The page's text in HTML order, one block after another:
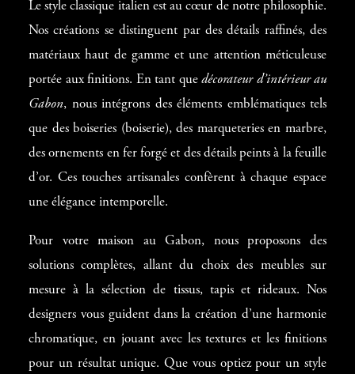
Modenese Gastone excelle dans la création d’intérieurs
somptueux depuis 1818, en s’appuyant sur une tradition
italienne de qualité et d’élégance. En tant quedécorateur
d’intérieur au Gabon, notre mission est de concevoir des
espaces qui allient confort, raffinement et harmonie. Que
vous souhaitiez rénover une villa, un bureau ou un
restaurant, notre équipe d’architectes, de designers et
d’artisans qualifiés travaille en synergie pour donner vie à
Chaque projet commence par une écoute attentive de vos
besoins. Nous étudions vos préférences en matière de
style, vos exigences fonctionnelles et l’ambiance que vous
souhaitez créer. Grâce à des esquisses détaillées, des
rendus en 3D et des propositions personnalisées, nous
Le style classique italien est au cœur de notre philosophie.
Nos créations se distinguent par des détails raffinés, des
matériaux haut de gamme et une attention méticuleuse
portée aux finitions. En tant que décorateur d’intérieur au
Gabon, nous intégrons des éléments emblématiques tels
que des boiseries (boiserie), des marqueteries en marbre,
des ornements en fer forgé et des détails peints à la feuille
d’or. Ces touches artisanales confèrent à chaque espace
une élégance intemporelle.
Pour votre maison au Gabon, nous proposons des
solutions complètes, allant du choix des meubles sur
mesure à la sélection de tissus, tapis et rideaux. Nos
designers vous guident dans la création d’une harmonie
chromatique, en jouant avec les textures et les finitions
pour un résultat unique. Que vous optiez pour un style